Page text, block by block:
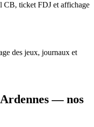
CB, ticket FDJ et affichage
des jeux, journaux et
Ardennes —nos